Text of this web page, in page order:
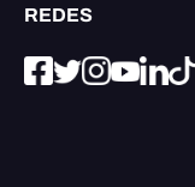
REDES